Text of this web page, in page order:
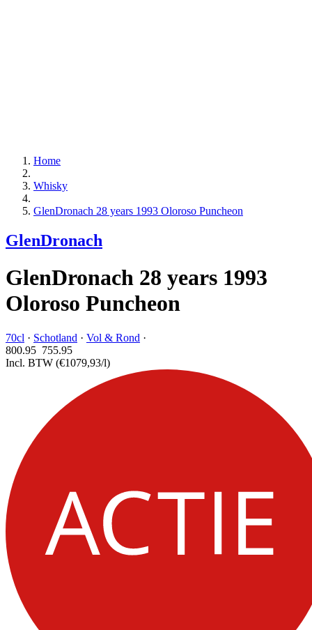
Home
Whisky
GlenDronach 28 years 1993 Oloroso Puncheon
GlenDronach
GlenDronach 28 years 1993
Oloroso Puncheon
70cl · Schotland · Vol & Rond ·
800.95 755.95
Incl. BTW (€1079,93/l)